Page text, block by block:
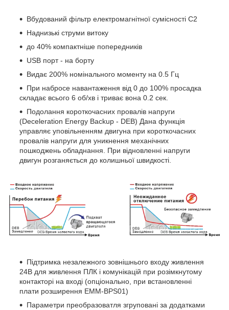
Вбудований фільтр електромагнітної сумісності С2
Наднизькі струми витоку
до 40% компактніше попередників
USB порт - на борту
Видає 200% номінального моменту на 0.5 Гц
При набросе навантаження від 0 до 100% просадка
складає всього 6 об/хв і триває вона 0.2 сек.
Подолання короткочасних провалів напруги
(Deceleration Energy Backup - DEB) Дана функція
управляє уповільненням двигуна при короткочасних
провалів напруги для уникнення механічних
пошкоджень обладнання. При відновленні напруги
двигун розганяється до колишньої швидкості.
Підтримка незалежного зовнішнього входу живлення
24В для живлення ПЛК і комунікацій при розімкнутому
контакторі на вході (опціонально, при встановленні
плати розширення EMM-BPS01)
Параметри преобразоватля згруповані за додатками